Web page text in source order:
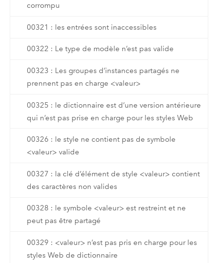
corrompu
00321 : les entrées sont inaccessibles
00322 : Le type de modèle n’est pas valide
00323 : Les groupes d’instances partagés ne
prennent pas en charge <valeur>
00325 : le dictionnaire est d’une version antérieure
qui n’est pas prise en charge pour les styles Web
00326 : le style ne contient pas de symbole
<valeur> valide
00327 : la clé d’élément de style <valeur> contient
des caractères non valides
00328 : le symbole <valeur> est restreint et ne
peut pas être partagé
00329 : <valeur> n’est pas pris en charge pour les
styles Web de dictionnaire